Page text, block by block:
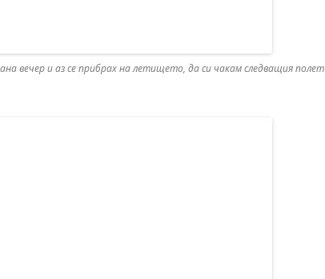
вечер и аз се прибрах на летището, да си чакам следващия полет